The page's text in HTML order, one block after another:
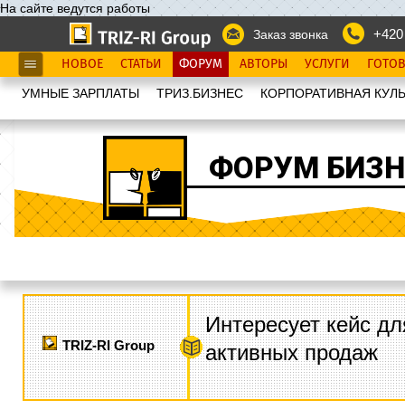
На сайте ведутся работы
Заказ звонка
НОВОЕ СТАТЬИ ФОРУМ АВТОРЫ УСЛУГИ
УМНЫЕ ЗАРПЛАТЫ ТРИЗ.БИЗНЕС КОРПОРАТИВНАЯ
ФОРУМ
TRIZ-RI Group
Интересует кейс
активных продаж